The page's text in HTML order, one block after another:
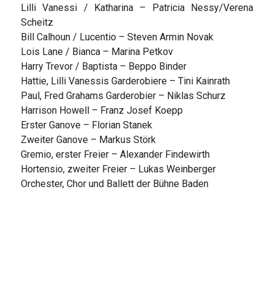
Lilli Vanessi / Katharina – Patricia Nessy/Verena
Scheitz
Bill Calhoun / Lucentio – Steven Armin Novak
Lois Lane / Bianca – Marina Petkov
Harry Trevor / Baptista – Beppo Binder
Hattie, Lilli Vanessis Garderobiere – Tini Kainrath
Paul, Fred Grahams Garderobier – Niklas Schurz
Harrison Howell – Franz Josef Koepp
Erster Ganove – Florian Stanek
Zweiter Ganove – Markus Störk
Gremio, erster Freier – Alexander Findewirth
Hortensio, zweiter Freier – Lukas Weinberger
Orchester, Chor und Ballett der Bühne Baden